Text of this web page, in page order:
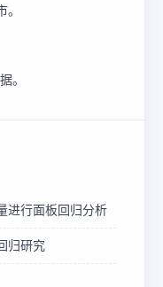
。
进行面板回归分析
归研究